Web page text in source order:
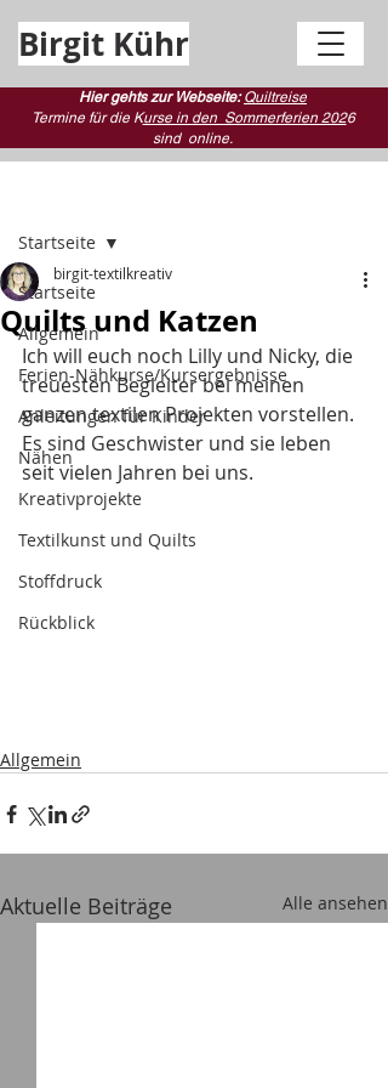
Birgit Kühr
Hier gehts zur Webseite:Quiltreise
Termine für die Kurse in den Sommerferien 2026
sind online.
Startseite
Allgemein
Ferien-Nähkurse/Kursergebnisse
Anleitungen für Kinder
Nähen
Kreativprojekte
Textilkunst und Quilts
Stoffdruck
Rückblick
Startseite
Quilts und Katzen
birgit-textilkreativ
Ich will euch noch Lilly und Nicky, die
treuesten Begleiter bei meinen
ganzen textilen Projekten vorstellen.
Es sind Geschwister und sie leben
seit vielen Jahren bei uns.
Allgemein
Aktuelle Beiträge Alle ansehen